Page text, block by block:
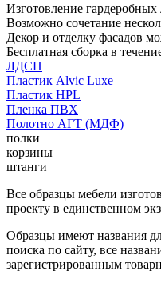
Изготовление
Возможно сочетание
Декор и отделку фасадов
Бесплатная сборка в
ЛДСП
Пластик Alvic Luxe
Пластик HPL
Пленка ПВХ
Полотно АГТ (МДФ)
полки
корзины
штанги
Все образцы мебели
проекту в единственном
Образцы имеют названия
поиска по сайту, все
зарегистрированным